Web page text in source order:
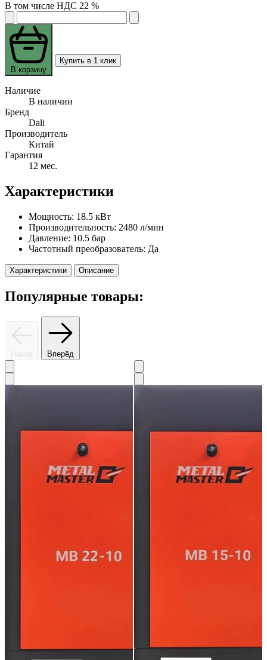
В том числе НДС 22 %
В корзину
Купить в 1 клик
Наличие
В наличии
Бренд
Dali
Производитель
Китай
Гарантия
12 мес.
Характеристики
Мощность: 18.5 кВт
Производительность: 2480 л/мин
Давление: 10.5 бар
Частотный преобразователь: Да
Характеристики Описание
Популярные товары:
Назад Вперёд